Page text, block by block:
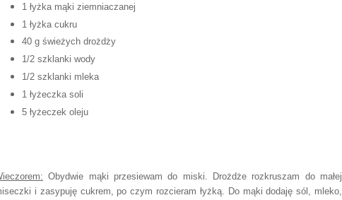
1 łyżka mąki ziemniaczanej
1 łyżka cukru
40 g świeżych drożdży
1/2 szklanki wody
1/2 szklanki mleka
1 łyżeczka soli
5 łyżeczek oleju
Obydwie mąki przesiewam do miski. Drożdże rozkruszam do małej
i zasypuję cukrem, po czym rozcieram łyżką. Do mąki dodaję sól, mleko,